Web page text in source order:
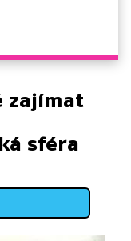
zajímat
sféra